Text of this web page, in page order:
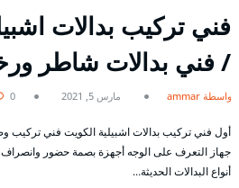
/ فني بدالات شاطر
بواسطة ammar مارس 5, 2021 0
أول فني تركيب بدالات اشبيلية الكويت فني تركيب
جهاز التعرف على الوجه أجهزة بصمة حضور
أنواع البدالات الحديثة…